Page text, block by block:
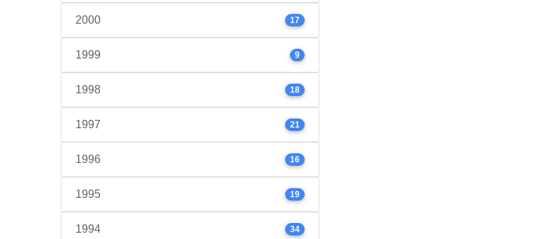
2000 17
1999 9
1998 18
1997 21
1996 16
1995 19
1994 34